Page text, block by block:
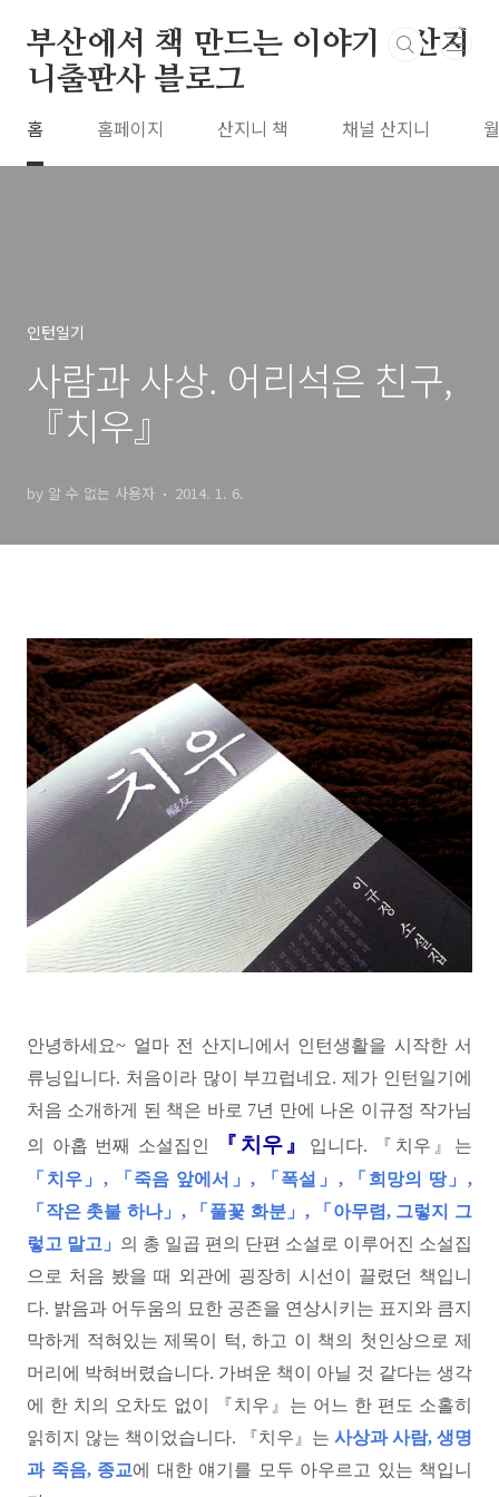
부산에서 책 만드는 이야기 : 산지
니출판사 블로그
홈 홈페이지 산지니 책 채널 산지니
인턴일기
사람과 사상. 어리석은 친구,
『치우』
by 알 수 없는 사용자 2014. 1. 6.
안녕하세요~ 얼마 전 산지니에서 인턴생활을 시작한 서
류닝입니다. 처음이라 많이 부끄럽네요. 제가 인턴일기에
처음 소개하게 된 책은 바로 7년 만에 나온 이규정 작가님
의 아홉 번째 소설집인
『치우』
입니다. 『치우』는
「치우」, 「죽음 앞에서」, 「폭설」, 「희망의 땅」,
「작은 촛불 하나」, 「풀꽃 화분」, 「아무렴, 그렇지 그
렇고 말고」 의 총 일곱 편의 단편 소설로 이루어진 소설집
으로 처음 봤을 때 외관에 굉장히 시선이 끌렸던 책입니
다. 밝음과 어두움의 묘한 공존을 연상시키는 표지와 큼지
막하게 적혀있는 제목이 턱, 하고 이 책의 첫인상으로 제
머리에 박혀버렸습니다. 가벼운 책이 아닐 것 같다는 생각
에 한 치의 오차도 없이 『치우』는 어느 한 편도 소홀히
읽히지 않는 책이었습니다. 『치우』는 사상과 사람, 생명
과 죽음, 종교에 대한 얘기를 모두 아우르고 있는 책입니